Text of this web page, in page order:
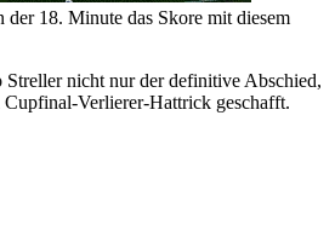
18. Minute das Skore mit diesem
nicht nur der definitive Abschied,
Cupfinal-Verlierer-Hattrick geschafft.